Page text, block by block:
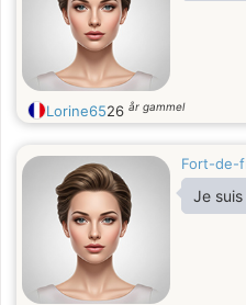
Lorine6526 år gammel
Fort-de-
Je